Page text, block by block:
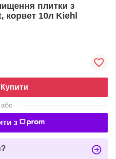
плитки з
корвет 10л Kiehl
Купити
або
з